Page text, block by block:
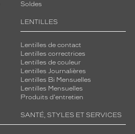
Soldes
LENTILLES
Lentilles de contact
Lentilles correctrices
Lentilles de couleur
Lentilles Journalières
Lentilles Bi Mensuelles
Lentilles Mensuelles
Produits d'entretien
SANTÉ, STYLES ET SERVICES